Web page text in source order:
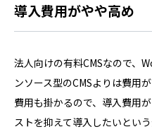
導入費用がやや高め
法人向けの有料CMSなので、
ンソース型のCMSよりは費用
費用も掛かるので、導入費用
ストを抑えて導入したいとい